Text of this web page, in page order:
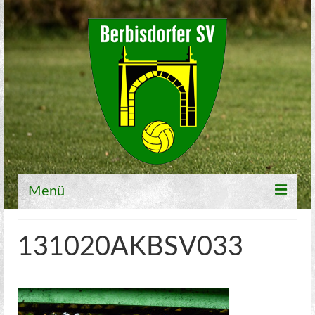
Menü
Fußball
1. Mannschaft
131020AKBSV033